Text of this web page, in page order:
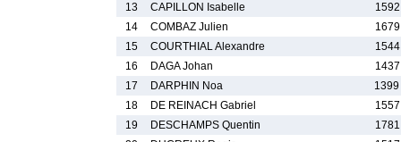
13
CAPILLON Isabelle
14
COMBAZ Julien
15
COURTHIAL Alexandre
16
DAGA Johan
17
DARPHIN Noa
1399
18
DE REINACH Gabriel
19
DESCHAMPS Quentin